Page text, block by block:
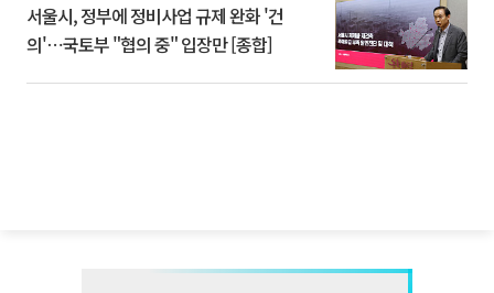
서울시, 정부에 정비사업 규제 완화 '건
의'⋯국토부 "협의 중" 입장만 [종합]